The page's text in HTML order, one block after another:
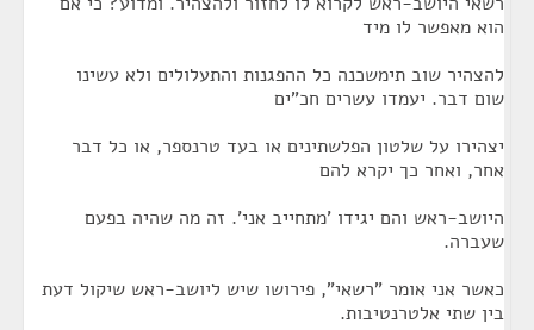
הוא מאפשר לו מיד
להצהיר שוב תימשכנה כל ההפגנות והתעלולים ולא עשינו
שום דבר. יעמדו עשרים חכ"ים
יצהירו על שלטון הפלשתינים או בעד טרנספר, או כל דבר
אחר, ואחר כך יקרא להם
היושב-ראש והם יגידו 'מתחייב אני'. זה מה שהיה בפעם
שעברה.
כאשר אני אומר "רשאי", פירושו שיש ליושב-ראש שיקול דעת
בין שתי אלטרנטיבות.